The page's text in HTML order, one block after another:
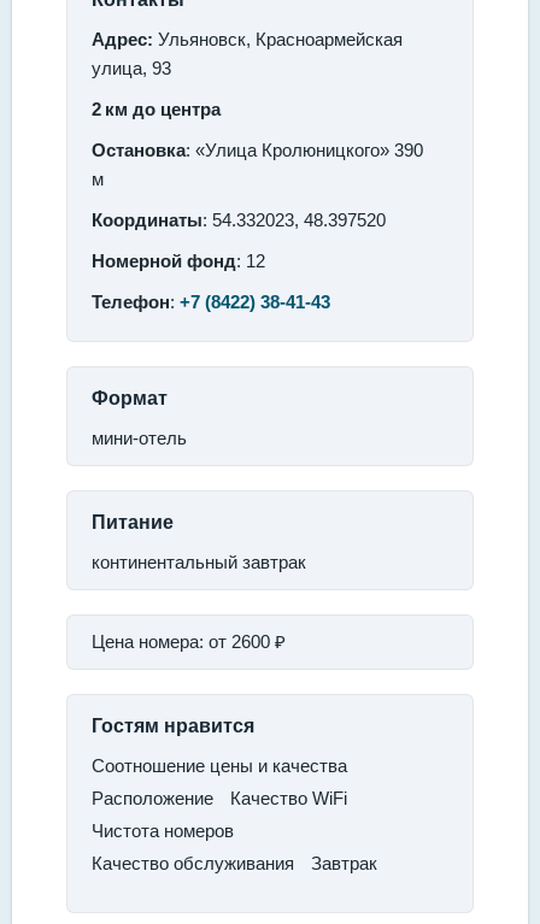
Адрес: Ульяновск, Красноармейская
улица, 93
2 км до центра
Остановка: «Улица Кролюницкого» 390
м
Координаты: 54.332023, 48.397520
Номерной фонд: 12
Телефон: +7 (8422) 38-41-43
Формат
мини-отель
Питание
континентальный завтрак
Цена номера: от 2600 ₽
Гостям нравится
Соотношение цены и качества
Расположение
Качество WiFi
Чистота номеров
Качество обслуживания
Завтрак